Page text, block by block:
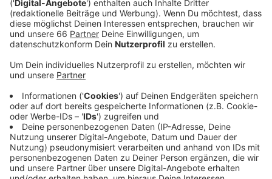
Veröffentlicht:Mittwoch, 17.08.2022 15:02
Die Veranstalter rechnen bis zum 4. September mit
rund 200.000 Besuchern. Im vergangenen Jahr waren
trotz Pandemie 185.000 Menschen gekommen.
Technik-Fans können sich in den Messehallen zum
Beispiel darüber informieren, wie sie ihren Camper
selbst ausbauen können. Für Einsteiger wird zudem